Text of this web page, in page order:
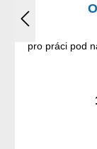
pro práci pod